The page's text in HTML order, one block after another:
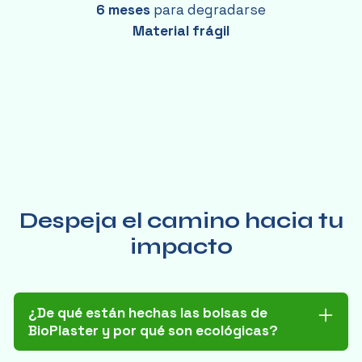
6 meses para degradarse
Material frágil
Despeja el camino hacia tu
impacto
¿De qué están hechas las bolsas de
BioPlaster y por qué son ecológicas?